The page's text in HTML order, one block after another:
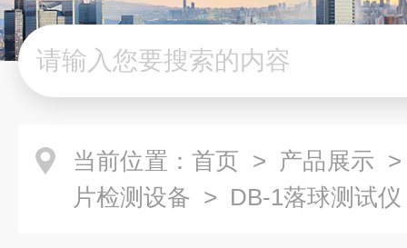
当前位置： 首页 > 产品展示
片检测设备 > DB-1落球测试仪